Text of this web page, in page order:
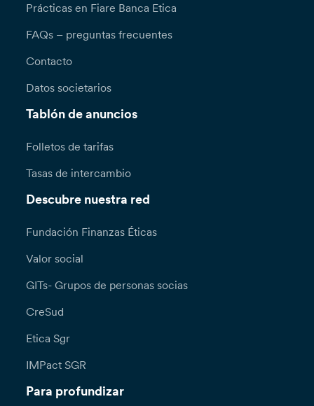
Prácticas en Fiare Banca Etica
FAQs – preguntas frecuentes
Contacto
Datos societarios
Tablón de anuncios
Folletos de tarifas
Tasas de intercambio
Descubre nuestra red
Fundación Finanzas Éticas
Valor social
GITs- Grupos de personas socias
CreSud
Etica Sgr
IMPact SGR
Para profundizar